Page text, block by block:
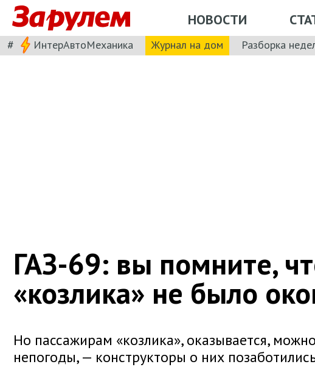
НОВОСТИ
# ИнтерАвтоМеханика Журнал на дом Разборка
ГАЗ-69: вы помните,
«козлика» не было
Но пассажирам «козлика», оказывается,
непогоды, — конструкторы о них